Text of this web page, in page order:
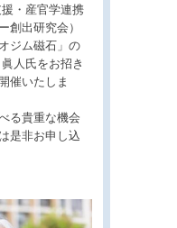
・産官学連携
創出研究会）
ジム磁石」の
人氏をお招き
催いたしま
る貴重な機会
是非お申し込